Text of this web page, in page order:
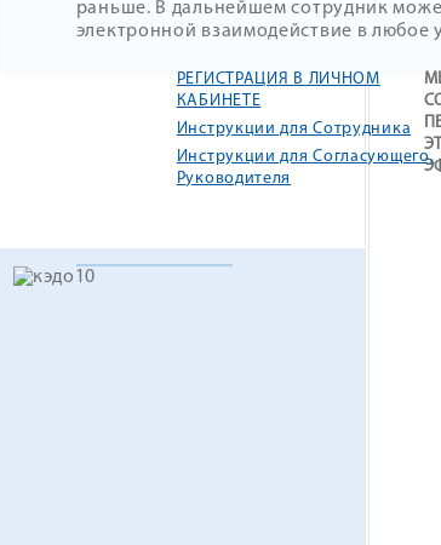
раньше. В дальнейшем сотрудник
электронной взаимодействие в любое
РЕГИСТРАЦИЯ В ЛИЧНОМ
КАБИНЕТЕ
Инструкции для Сотрудника
Инструкции для Согласующего,
Руководителя